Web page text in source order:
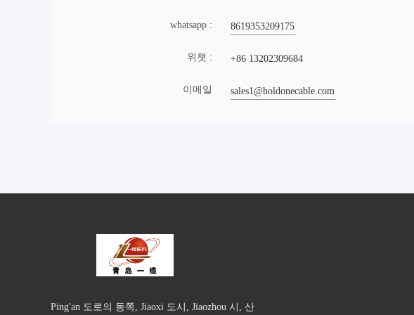
whatsapp : 8619353209175
위챗 : +86 13202309684
이메일 sales1@holdonecable.com
Ping'an 도로의 동쪽, Jiaoxi 도시, Jiaozhou 시, 산